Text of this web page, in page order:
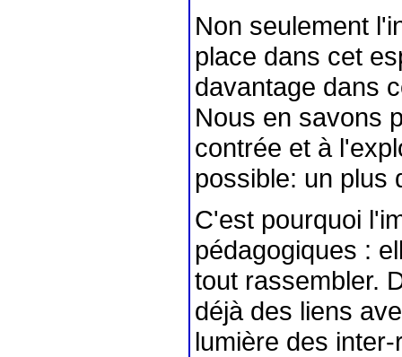
Non seulement
place dans cet
davantage dans
Nous en savons
contrée et à
possible: un plus
C'est pourquoi
pédagogiques :
tout rassembler.
déjà des liens
lumière des